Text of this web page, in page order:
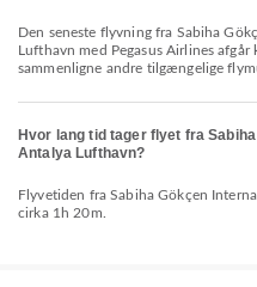
Den seneste flyvning fra Sabiha Gökçen Internationale Lufthavn til Antalya
Lufthavn med Pegasus Airlines
sammenligne andre tilgængelige
Hvor lang tid tager flyet fra
Antalya Lufthavn?
Flyvetiden fra Sabiha Gökçen Internationale Lufthavn til Antalya Lufthavn er
cirka 1h 20m.